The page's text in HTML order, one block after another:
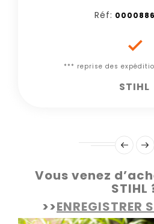
Réf:

*** reprise des
STIHL
Vous venez
STIHL
>>ENREGISTRER